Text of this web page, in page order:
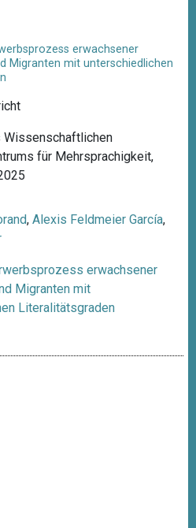
erwachsener
Migranten mit unterschiedlichen
Wissenschaftlichen
für Mehrsprachigkeit,
,Alexis Feldmeier García,
erwachsener
Migranten mit
Literalitätsgraden